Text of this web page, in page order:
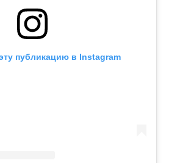
публикацию в Instagram